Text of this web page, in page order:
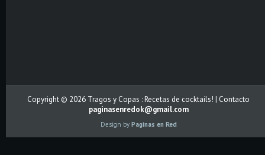
Copyright © 2026 Tragos y Copas : Recetas de cocktails! | Contacto
paginasenredok@gmail.com
Design by Paginas en Red